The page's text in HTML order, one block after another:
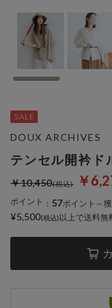
テンセル開衿ド
￥
￥10,450
ポイント ： 57ポイント～
DOUX ARCHIVES
¥5,500 以上で送料無